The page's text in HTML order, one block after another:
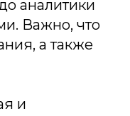
аналитики
Важно, что
а также
и